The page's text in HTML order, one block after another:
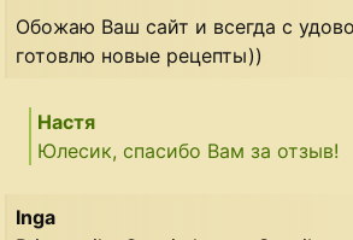
Обожаю Ваш сайт и всегда с
готовлю новые рецепты))
Настя
Юлесик, спасибо Вам за отзыв!
Inga